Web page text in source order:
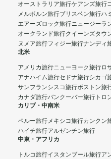
オーストラリア旅行ケアンズ旅行
メルボルン旅行ブリスベン旅行ハ
エアーズロック旅行ニュージーラ
オークランド旅行クイーンズタウ
ヌメア旅行フィジー旅行ナンディ
北米
アメリカ旅行ニューヨーク旅行ロ
アナハイム旅行セドナ旅行シカゴ
サンフランシスコ旅行ボストン旅
カナダ旅行バンクーバー旅行 トロ
カリブ・中南米
ペルー旅行メキシコ旅行カンクン
ハイチ旅行アルゼンチン旅行
中東・アフリカ
トルコ旅行イスタンブール旅行ア